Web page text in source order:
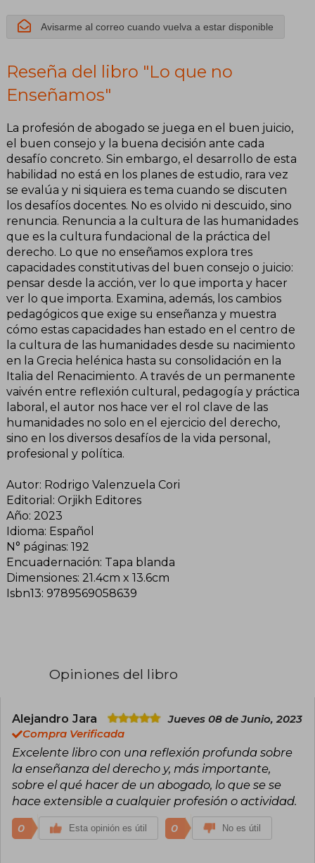
Avisarme al correo cuando vuelva a estar disponible
Reseña del libro "Lo que no
Enseñamos"
La profesión de abogado se juega en el buen juicio,
el buen consejo y la buena decisión ante cada
desafío concreto. Sin embargo, el desarrollo de esta
habilidad no está en los planes de estudio, rara vez
se evalúa y ni siquiera es tema cuando se discuten
los desafíos docentes. No es olvido ni descuido, sino
renuncia. Renuncia a la cultura de las humanidades
que es la cultura fundacional de la práctica del
derecho. Lo que no enseñamos explora tres
capacidades constitutivas del buen consejo o juicio:
pensar desde la acción, ver lo que importa y hacer
ver lo que importa. Examina, además, los cambios
pedagógicos que exige su enseñanza y muestra
cómo estas capacidades han estado en el centro de
la cultura de las humanidades desde su nacimiento
en la Grecia helénica hasta su consolidación en la
Italia del Renacimiento. A través de un permanente
vaivén entre reflexión cultural, pedagogía y práctica
laboral, el autor nos hace ver el rol clave de las
humanidades no solo en el ejercicio del derecho,
sino en los diversos desafíos de la vida personal,
profesional y política.
Autor: Rodrigo Valenzuela Cori
Editorial: Orjikh Editores
Año: 2023
Idioma: Español
N° páginas: 192
Encuadernación: Tapa blanda
Dimensiones: 21.4cm x 13.6cm
Isbn13: 9789569058639
Opiniones del libro
Alejandro Jara
Jueves 08 de Junio, 2023
Compra Verificada
Excelente libro con una reflexión profunda sobre
la enseñanza del derecho y, más importante,
sobre el qué hacer de un abogado, lo que se se
hace extensible a cualquier profesión o actividad.
0 Esta opinión es útil 0 No es útil